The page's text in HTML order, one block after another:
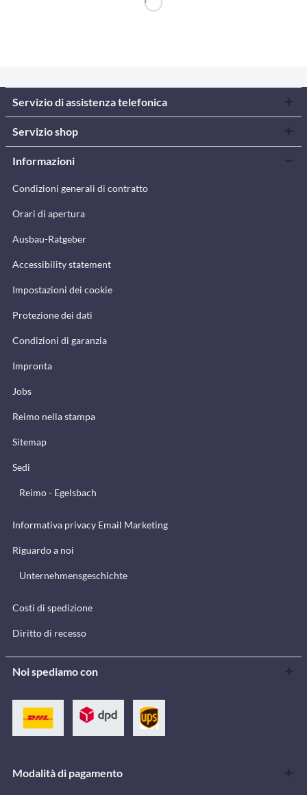
Servizio di assistenza telefonica
Servizio shop
Informazioni
Condizioni generali di contratto
Orari di apertura
Ausbau-Ratgeber
Accessibility statement
Impostazioni dei cookie
Protezione dei dati
Condizioni di garanzia
Impronta
Jobs
Reimo nella stampa
Sitemap
Sedi
Reimo - Egelsbach
Informativa privacy Email Marketing
Riguardo a noi
Unternehmensgeschichte
Costi di spedizione
Diritto di recesso
Noi spediamo con
Modalità di pagamento